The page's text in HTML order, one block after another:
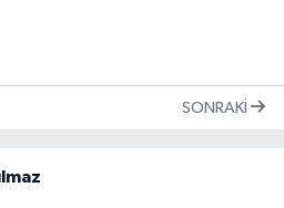
SONRAKI